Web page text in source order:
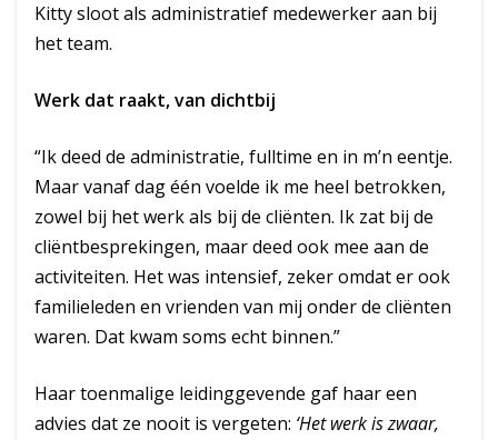
Kitty sloot als administratief medewerker aan bij
het team.
Werk dat raakt, van dichtbij
“Ik deed de administratie, fulltime en in m’n eentje.
Maar vanaf dag één voelde ik me heel betrokken,
zowel bij het werk als bij de cliënten. Ik zat bij de
cliëntbesprekingen, maar deed ook mee aan de
activiteiten. Het was intensief, zeker omdat er ook
familieleden en vrienden van mij onder de cliënten
waren. Dat kwam soms echt binnen.”
Haar toenmalige leidinggevende gaf haar een
advies dat ze nooit is vergeten: ‘Het werk is zwaar,